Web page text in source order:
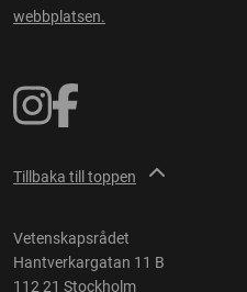
webbplatsen.
Tillbaka till toppen
Vetenskapsrådet
Hantverkargatan 11 B
112 21 Stockholm